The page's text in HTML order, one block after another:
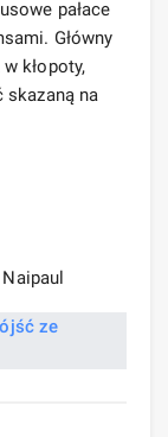
pałace
Główny
kłopoty,
skazaną na